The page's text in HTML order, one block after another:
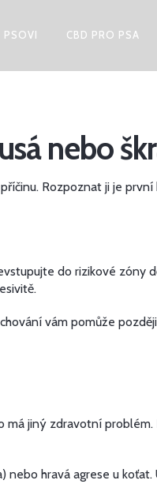
PSOVI CBD PRO PSA
nebo
Rozpoznat ji je první
do rizikové zóny
vám pomůže
má jiný zdravotní
hravá agrese u